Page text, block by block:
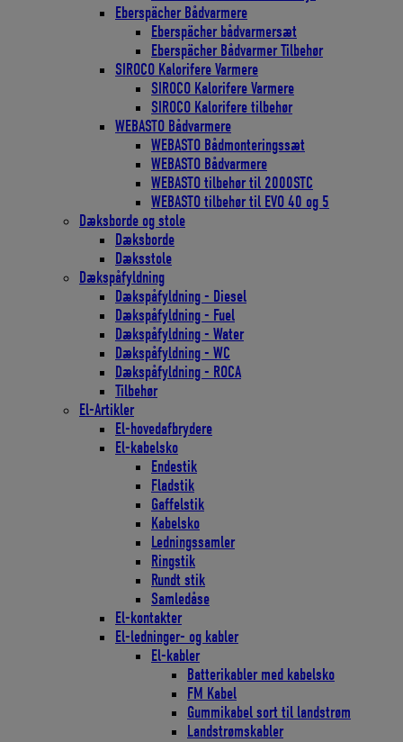
Eberspächer Bådvarmere
Eberspächer bådvarmersæt
Eberspächer Bådvarmer Tilbehør
SIROCO Kalorifere Varmere
SIROCO Kalorifere Varmere
SIROCO Kalorifere tilbehør
WEBASTO Bådvarmere
WEBASTO Bådmonteringssæt
WEBASTO Bådvarmere
WEBASTO tilbehør til 2000STC
WEBASTO tilbehør til EVO 40 og 5
Dæksborde og stole
Dæksborde
Dæksstole
Dækspåfyldning
Dækspåfyldning - Diesel
Dækspåfyldning - Fuel
Dækspåfyldning - Water
Dækspåfyldning - WC
Dækspåfyldning - ROCA
Tilbehør
El-Artikler
El-hovedafbrydere
El-kabelsko
Endestik
Fladstik
Gaffelstik
Kabelsko
Ledningssamler
Ringstik
Rundt stik
Samledåse
El-kontakter
El-ledninger- og kabler
El-kabler
Batterikabler med kabelsko
FM Kabel
Gummikabel sort til landstrøm
Landstrømskabler